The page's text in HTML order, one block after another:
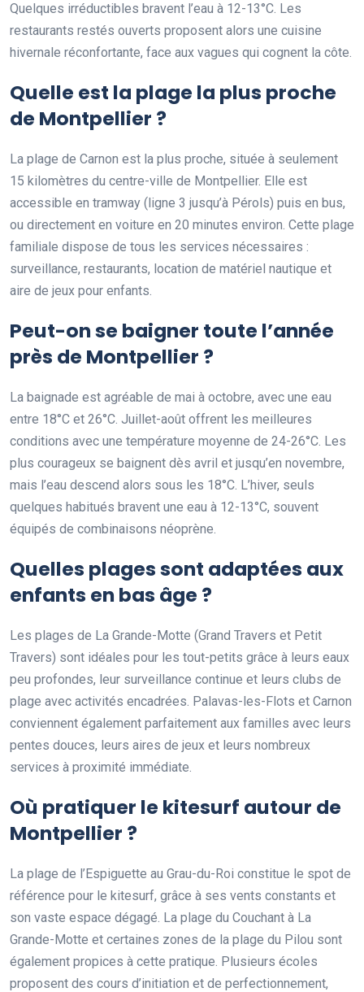
Quelques irréductibles bravent l’eau à 12-13°C. Les
restaurants restés ouverts proposent alors une cuisine
hivernale réconfortante, face aux vagues qui cognent la côte.
Quelle est la plage la plus proche
de Montpellier ?
La plage de Carnon est la plus proche, située à seulement
15 kilomètres du centre-ville de Montpellier. Elle est
accessible en tramway (ligne 3 jusqu’à Pérols) puis en bus,
ou directement en voiture en 20 minutes environ. Cette plage
familiale dispose de tous les services nécessaires :
surveillance, restaurants, location de matériel nautique et
aire de jeux pour enfants.
Peut-on se baigner toute l’année
près de Montpellier ?
La baignade est agréable de mai à octobre, avec une eau
entre 18°C et 26°C. Juillet-août offrent les meilleures
conditions avec une température moyenne de 24-26°C. Les
plus courageux se baignent dès avril et jusqu’en novembre,
mais l’eau descend alors sous les 18°C. L’hiver, seuls
quelques habitués bravent une eau à 12-13°C, souvent
équipés de combinaisons néoprène.
Quelles plages sont adaptées aux
enfants en bas âge ?
Les plages de La Grande-Motte (Grand Travers et Petit
Travers) sont idéales pour les tout-petits grâce à leurs eaux
peu profondes, leur surveillance continue et leurs clubs de
plage avec activités encadrées. Palavas-les-Flots et Carnon
conviennent également parfaitement aux familles avec leurs
pentes douces, leurs aires de jeux et leurs nombreux
services à proximité immédiate.
Où pratiquer le kitesurf autour de
Montpellier ?
La plage de l’Espiguette au Grau-du-Roi constitue le spot de
référence pour le kitesurf, grâce à ses vents constants et
son vaste espace dégagé. La plage du Couchant à La
Grande-Motte et certaines zones de la plage du Pilou sont
également propices à cette pratique. Plusieurs écoles
proposent des cours d’initiation et de perfectionnement,